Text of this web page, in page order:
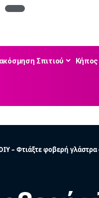
Σπιτιού
– Φτιάξτε φοβερή